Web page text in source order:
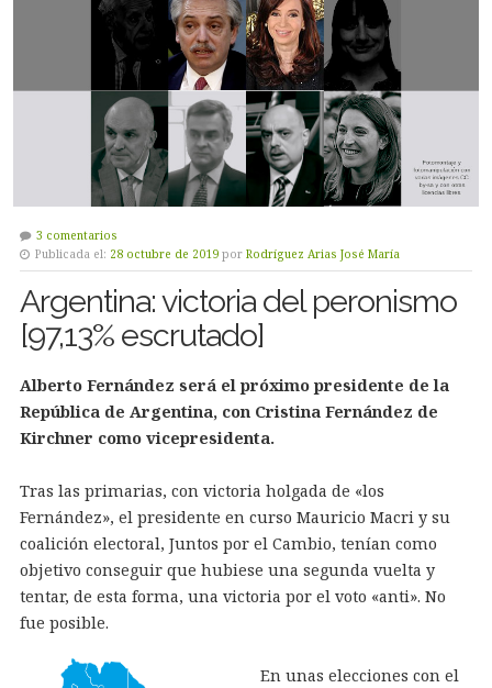
3 comentarios
Publicada el: 28 octubre de 2019 por Rodríguez Arias José María
Argentina: victoria del peronismo
[97,13% escrutado]
Alberto Fernández será el próximo presidente de la
República de Argentina, con Cristina Fernández de
Kirchner como vicepresidenta.
Tras las primarias, con victoria holgada de «los
Fernández», el presidente en curso Mauricio Macri y su
coalición electoral, Juntos por el Cambio, tenían como
objetivo conseguir que hubiese una segunda vuelta y
tentar, de esta forma, una victoria por el voto «anti». No
fue posible.
En unas elecciones con el